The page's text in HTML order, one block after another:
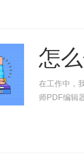
怎
在工作中，
师PDF编辑